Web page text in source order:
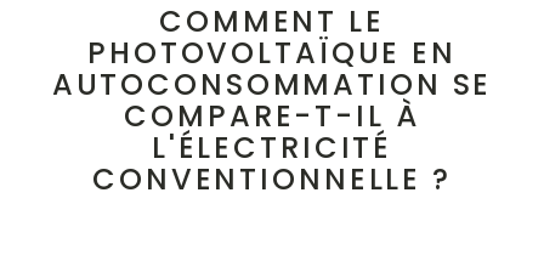
COMMENT LE
PHOTOVOLTAÏQUE EN
AUTOCONSOMMATION SE
COMPARE-T-IL À
L'ÉLECTRICITÉ
CONVENTIONNELLE ?